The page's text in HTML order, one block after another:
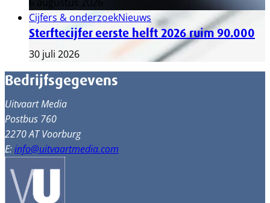
Cijfers & onderzoekNieuws
Sterftecijfer eerste helft 2026 ruim 90.000
30 juli 2026
Bedrijfsgegevens
Uitvaart Media
Postbus 760
2270 AT Voorburg
E:info@uitvaartmedia.com